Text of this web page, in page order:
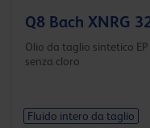
Q8 Bach XNRG
Olio da taglio sintetico
senza cloro
Fluido intero da taglio